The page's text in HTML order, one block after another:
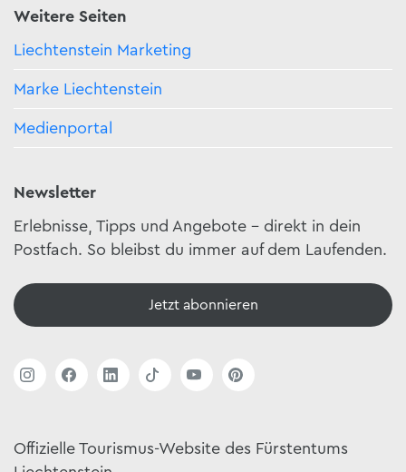
Weitere Seiten
Liechtenstein Marketing
Marke Liechtenstein
Medienportal
Newsletter
Erlebnisse, Tipps und Angebote – direkt in dein
Postfach. So bleibst du immer auf dem Laufenden.
Jetzt abonnieren
Offizielle Tourismus-Website des Fürstentums